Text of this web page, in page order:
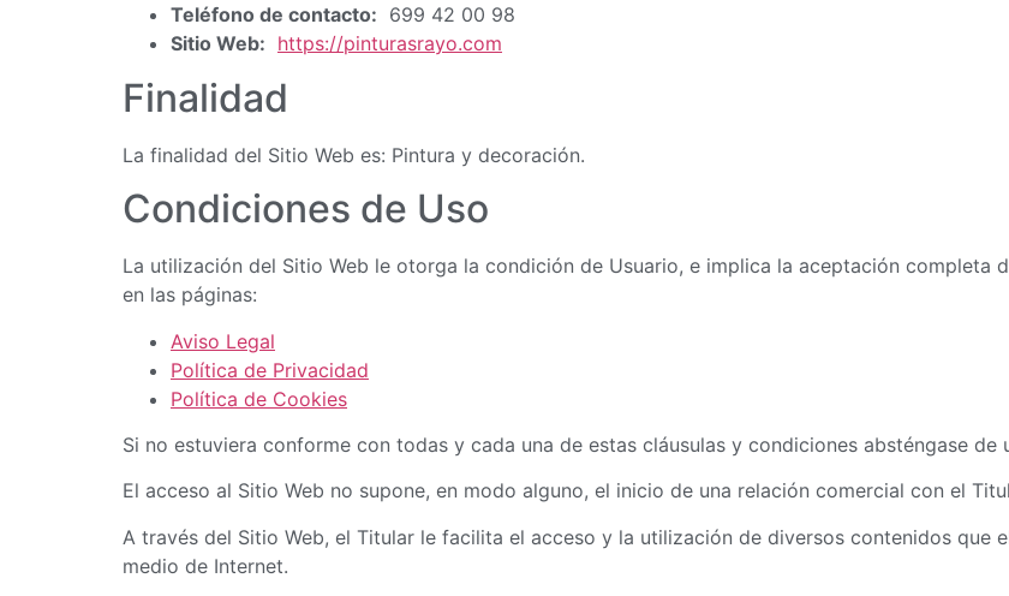
Teléfono de contacto: 699 42 00 98
Sitio Web: https://pinturasrayo.com
Finalidad
La finalidad del Sitio Web es: Pintura y decoración.
Condiciones de Uso
La utilización del Sitio Web le otorga la condición de Usuario, e implica la aceptación completa
en las páginas:
Aviso Legal
Política de Privacidad
Política de Cookies
Si no estuviera conforme con todas y cada una de estas cláusulas y condiciones absténgase de
El acceso al Sitio Web no supone, en modo alguno, el inicio de una relación comercial con el
A través del Sitio Web, el Titular le facilita el acceso y la utilización de diversos contenidos que
medio de Internet.